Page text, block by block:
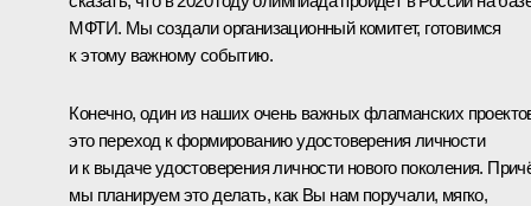
МФТИ. Мы создали организационный комитет, готовимся
к этому важному событию.
Конечно, один из наших очень важных флагманских
это переход к формированию удостоверения личности
и к выдаче удостоверения личности нового поколения.
мы планируем это делать, как Вы нам поручали, мягко,